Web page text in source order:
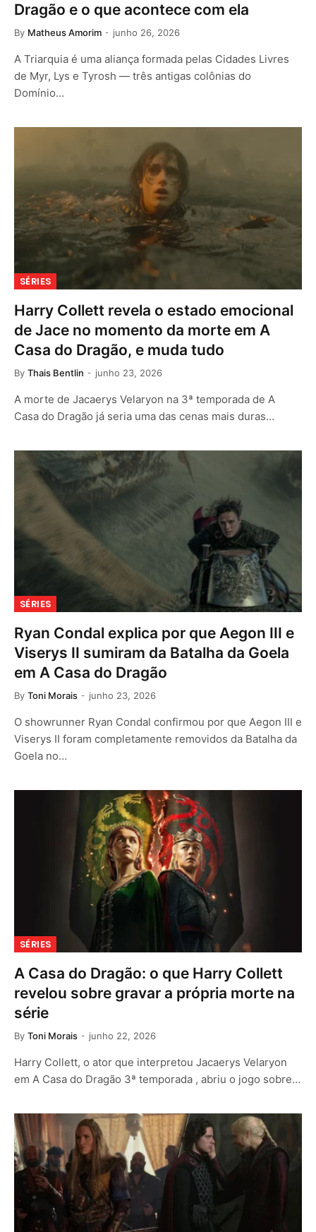
Dragão e o que acontece com ela
By Matheus Amorim junho 26, 2026
A Triarquia é uma aliança formada pelas Cidades Livres
de Myr, Lys e Tyrosh — três antigas colônias do
Domínio…
SÉRIES
Harry Collett revela o estado emocional
de Jace no momento da morte em A
Casa do Dragão, e muda tudo
By Thais Bentlin junho 23, 2026
A morte de Jacaerys Velaryon na 3ª temporada de A
Casa do Dragão já seria uma das cenas mais duras…
SÉRIES
Ryan Condal explica por que Aegon III e
Viserys II sumiram da Batalha da Goela
em A Casa do Dragão
By Toni Morais junho 23, 2026
O showrunner Ryan Condal confirmou por que Aegon III e
Viserys II foram completamente removidos da Batalha da
Goela no…
SÉRIES
A Casa do Dragão: o que Harry Collett
revelou sobre gravar a própria morte na
série
By Toni Morais junho 22, 2026
Harry Collett, o ator que interpretou Jacaerys Velaryon
em A Casa do Dragão 3ª temporada , abriu o jogo sobre…